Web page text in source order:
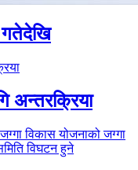
अन्तरक्रिया